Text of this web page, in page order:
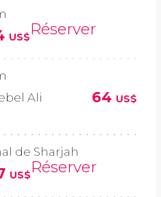
US$Réserver
Ali
64 US$
de Sharjah
US$Réserver